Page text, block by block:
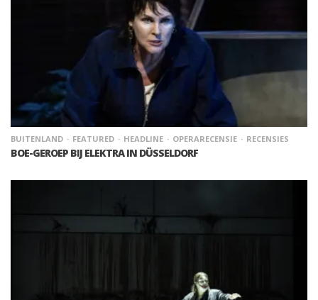
BUITENLAND FEATURED HEADLINE OPERARECENSIE RECENSIES
BOE-GEROEP BIJ ELEKTRA IN DÜSSELDORF